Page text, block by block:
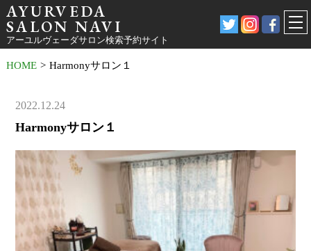
AYURVEDA
SALON NAVI
アーユルヴェーダサロン検索予約サイト
HOME > Harmonyサロン１
2022.12.24
Harmonyサロン１